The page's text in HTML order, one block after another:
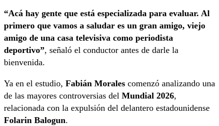
“Acá hay gente que está especializada para evaluar. Al
primero que vamos a saludar es un gran amigo, viejo
amigo de una casa televisiva como periodista
deportivo”, señaló el conductor antes de darle la
bienvenida.
Ya en el estudio, Fabián Morales comenzó analizando una
de las mayores controversias del Mundial 2026,
relacionada con la expulsión del delantero estadounidense
Folarin Balogun.